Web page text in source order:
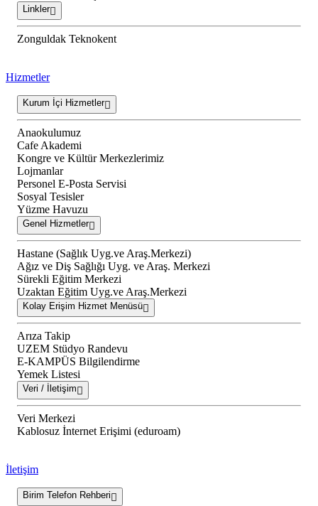
Linkler
Zonguldak Teknokent
Hizmetler
Kurum İçi Hizmetler
Anaokulumuz
Cafe Akademi
Kongre ve Kültür Merkezlerimiz
Lojmanlar
Personel E-Posta Servisi
Sosyal Tesisler
Yüzme Havuzu
Genel Hizmetler
Hastane (Sağlık Uyg.ve Araş.Merkezi)
Ağız ve Diş Sağlığı Uyg. ve Araş. Merkezi
Sürekli Eğitim Merkezi
Uzaktan Eğitim Uyg.ve Araş.Merkezi
Kolay Erişim Hizmet Menüsü
Arıza Takip
UZEM Stüdyo Randevu
E-KAMPÜS Bilgilendirme
Yemek Listesi
Veri / İletişim
Veri Merkezi
Kablosuz İnternet Erişimi (eduroam)
İletişim
Birim Telefon Rehberi